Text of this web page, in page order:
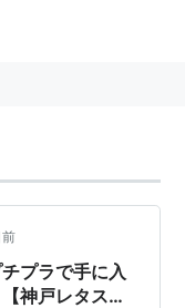
プラで手に入
神戸レタス】